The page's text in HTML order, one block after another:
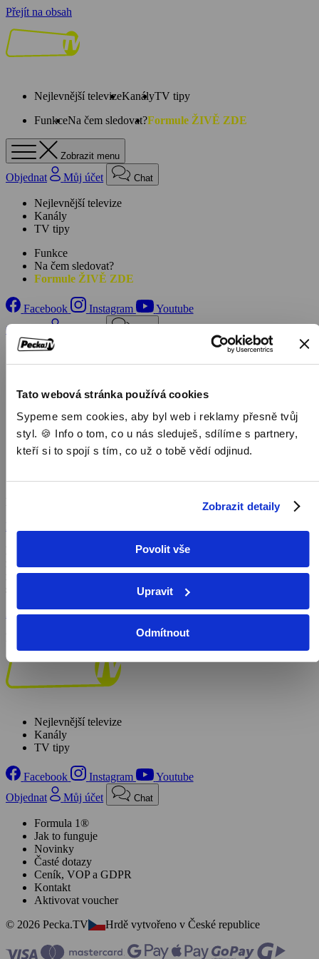
Tato webová stránka používá cookies
Sypeme sem cookies, aby byl web i reklamy přesně tvůj
styl. 🍪 Info o tom, co u nás sleduješ, sdílíme s partnery,
kteří si to spojí s tím, co už o tobě vědí odjinud.
Zobrazit detaily
Povolit vše
Upravit
Odmítnout
Přejít na obsah
Nejlevnější televizeKanályTV tipy
FunkceNa čem sledovat?Formule ŽIVĚ ZDE
Zobrazit menu
Objednat Můj účet Chat
Nejlevnější televize
Kanály
TV tipy
Funkce
Na čem sledovat?
Formule ŽIVĚ ZDE
Facebook Instagram
Youtube
Objednat
Domů
/
/
/
Čapek a pátečníci
Dvoudílný publicisticko-dokumentární pořad Čapek a pátečníci
mapuje postupné setkávání až šesti desítek významných umělců,
novinářů a ekonomů u jednoho z nejvýznamnějších českých
Zobrazit více
Pořad aktuálně není v nabídce
Nejlevnější televize
Kanály
TV tipy
Facebook Instagram
Youtube
Objednat
Můj účet Chat
Formula 1®
Jak to funguje
Novinky
Časté dotazy
Ceník, VOP a GDPR
Kontakt
Aktivovat voucher
© 2026 Pecka.TV
Hrdě vytvořeno v České republice